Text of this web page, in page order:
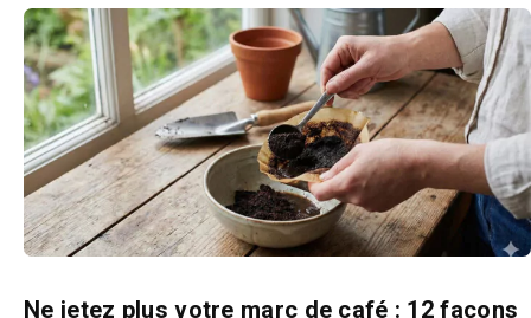
Ne jetez plus votre marc de café : 12 façons